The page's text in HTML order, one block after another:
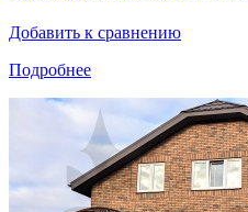
Добавить к сравнению
Подробнее